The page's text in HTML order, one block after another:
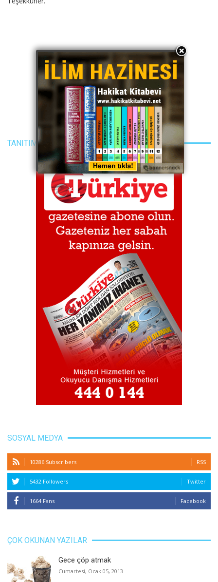
TANITIM
SOSYAL MEDYA
10286 Subscribers RSS
5432 Followers Twitter
1664 Fans Facebook
ÇOK OKUNAN YAZILAR
Gece çöp atmak
Cumartesi, Ocak 05, 2013